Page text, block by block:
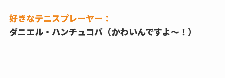
好きなテニスプレーヤー：
ダニエル・ハンチュコバ（かわいんですよ～！）